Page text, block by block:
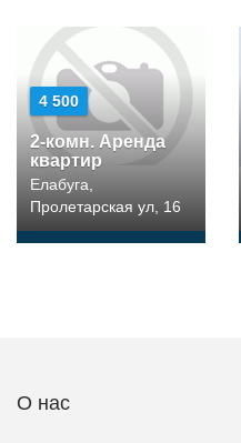
4 500
2-комн. Аренда
квартир
Елабуга,
Пролетарская ул, 16
О нас